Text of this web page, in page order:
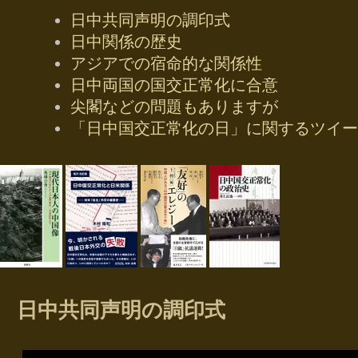
日中共同声明の調印式
日中関係の歴史
アジアでの宿命的な関係性
日中両国の国交正常化に合意
尖閣などの問題もありますが
「日中国交正常化の日」に関するツイ
日中共同声明の調印式